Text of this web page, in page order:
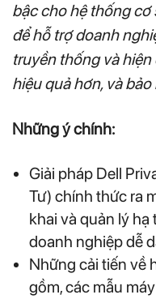
bậc cho hệ thống cơ
để hỗ trợ doanh
truyền thống và
hiệu quả hơn, và
Những ý chính:
Giải pháp Dell
Tư) chính thức ra
khai và quản lý
doanh nghiệp dễ
Những cải tiến về
gồm, các mẫu